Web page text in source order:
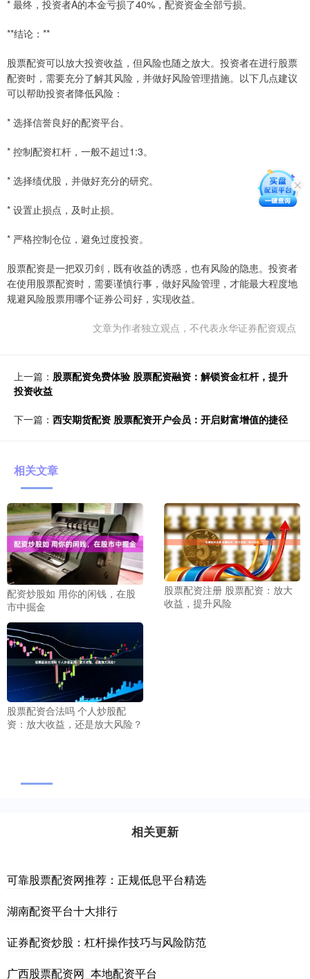
* 最终，投资者A的本金亏损了40%，配资资金全部亏损。
**结论：**
股票配资可以放大投资收益，但风险也随之放大。投资者在进行股票
配资时，需要充分了解其风险，并做好风险管理措施。以下几点建议
可以帮助投资者降低风险：
* 选择信誉良好的配资平台。
* 控制配资杠杆，一般不超过1:3。
* 选择绩优股，并做好充分的研究。
* 设置止损点，及时止损。
* 严格控制仓位，避免过度投资。
股票配资是一把双刃剑，既有收益的诱惑，也有风险的隐患。投资者
在使用股票配资时，需要谨慎行事，做好风险管理，才能最大程度地
规避风险股票用哪个证券公司好，实现收益。
文章为作者独立观点，不代表永华证券配资观点
上一篇： 股票配资免费体验 股票配资融资：解锁资金杠杆，提升
投资收益
下一篇： 西安期货配资 股票配资开户会员：开启财富增值的捷径
相关文章
配资炒股如 用你的闲钱，在股
市中掘金
股票配资注册 股票配资：放大
收益，提升风险
股票配资合法吗 个人炒股配
资：放大收益，还是放大风险？
相关更新
可靠股票配资网推荐：正规低息平台精选
湖南配资平台十大排行
证券配资炒股：杠杆操作技巧与风险防范
广西股票配资网_本地配资平台